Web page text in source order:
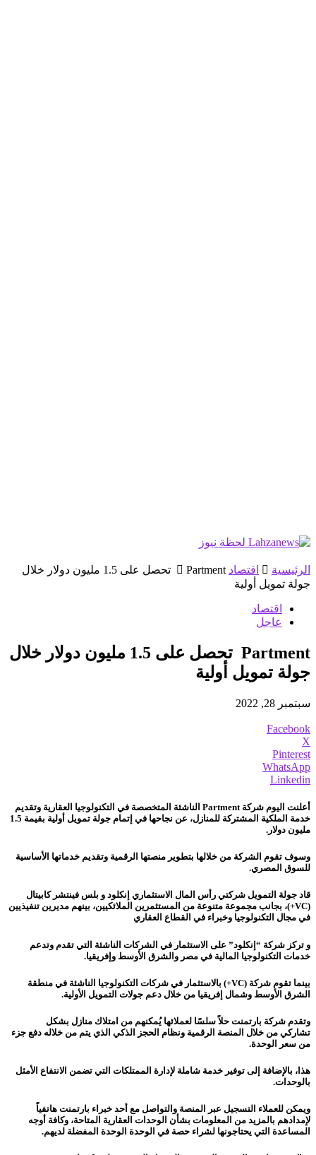
الرئيسية اقتصاد
Partment تحصل على 1.5 مليون دولار خلال
جولة تمويل أولية
اقتصاد
عاجل
Partment تحصل على 1.5 مليون دولار خلال
جولة تمويل أولية
سبتمبر 28, 2022
Facebook
X
Pinterest
WhatsApp
Linkedin
أعلنت اليوم شركة Partment الناشئة المتخصصة في التكنولوجيا العقارية وتقديم
خدمة الملكية المشتركة للمنازل، عن نجاحها في إتمام جولة تمويل أولية بقيمة 1.5
مليون دولار.
وسوف تقوم الشركة من خلالها بتطوير منصتها الرقمية وتقديم خدماتها الأساسية
للسوق المصري.
قاد جولة التمويل شركتي رأس المال الاستثماري إنكلود و بلس فينتشر كابيتال
(
VC+)، بجانب مجموعة متنوعة من المستثمرين الملائكيين، بينهم مديرين تنفيذيين
في مجال التكنولوجيا وخبراء في القطاع العقاري
و تركز شركة “إنكلود” على الاستثمار في الشركات الناشئة التي تقدم وتدعم
خدمات التكنولوجيا المالية في مصر والشرق الأوسط وإفريقيا.
بينما تقوم شركة (VC+) بالاستثمار في شركات التكنولوجيا الناشئة في منطقة
الشرق الأوسط وشمال إفريقيا من خلال دعم جولات التمويل الأولية.
وتقدم شركة بارتمنت حلاً سلسًا لعملائها يُمكنهم من امتلاك منازل بشكل
تشاركي من خلال المنصة الرقمية ونظام الحجز الذكي الذي يتم من خلاله دفع جزء
من سعر الوحدة.
هذا، بالإضافة إلى توفير خدمة شاملة لإدارة الممتلكات التي تضمن الانتفاع الأمثل
بالوحدات.
ويمكن للعملاء التسجيل عبر المنصة والتواصل مع أحد خبراء بارتمنت هاتفياً
لإمدادهم بالمزيد من المعلومات بشأن الوحدات العقارية المتاحة، وكافة أوجه
المساعدة التي يحتاجونها لشراء حصة في الوحدة الوحدة المفضلة لديهم.